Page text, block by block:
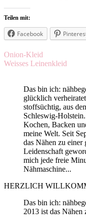
Teilen mit:
Facebook
Onion-Kleid
Weisses Leinenkleid
Das bin ich:
glücklich
stoffsüchtig, aus
Schleswig-
Kochen, Backen
meine Welt. Seit
das Nähen zu einer
Leidenschaft
mich jede freie
Nähmaschine...
HERZLICH
Das bin ich:
2013 ist das